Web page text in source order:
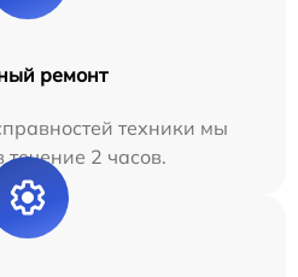
ремонт
техники мы
течение 2 часов.